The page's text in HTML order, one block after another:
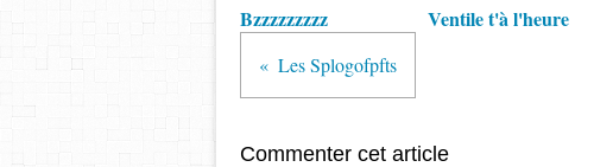
Bzzzzzzzzz Ventile t'à l'heure
Les Splogofpfts
Commenter cet article